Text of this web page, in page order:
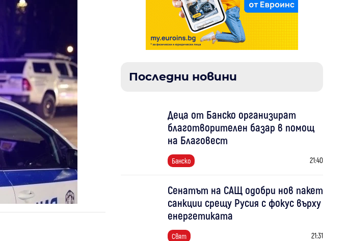
Последни новини
Деца от Банско организират
благотворителен базар в помощ
на Благовест
Банско 21:40
Сенатът на САЩ одобри нов пакет
санкции срещу Русия с фокус върху
енергетиката
Свят 21:31